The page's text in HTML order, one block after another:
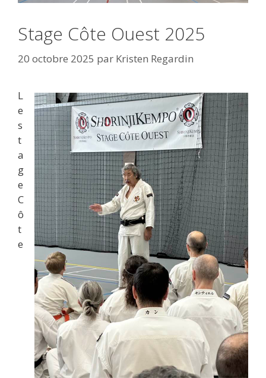
Stage Côte Ouest 2025
20 octobre 2025 par Kristen Regardin
L
e
s
t
a
g
e
C
ô
t
e